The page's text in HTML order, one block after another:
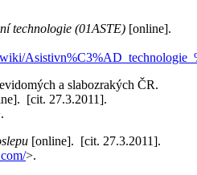
technologie (01ASTE) [online].
a slabozrakých ČR.
[cit. 27.3.2011].
[online]. [cit. 27.3.2011].
>.